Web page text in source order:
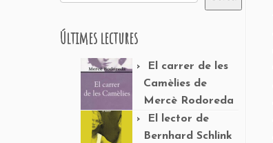
Últimes lectures
El carrer de les
Camèlies de
Mercè Rodoreda
El lector de
Bernhard Schlink